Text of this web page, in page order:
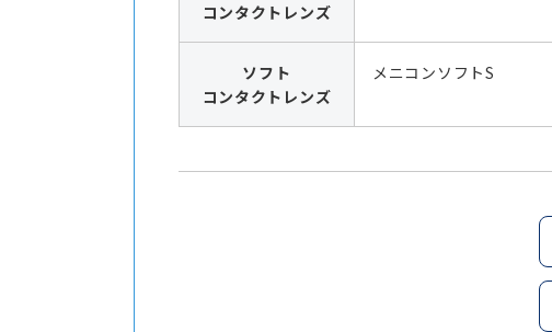
コンタクトレンズ
ソフト
コンタクトレンズ
メニコンソフトS